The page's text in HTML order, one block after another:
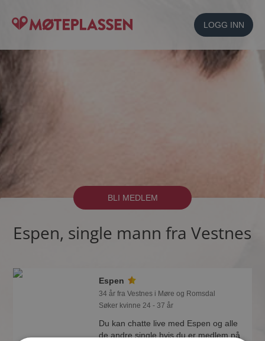
LOGG INN
BLI MEDLEM
Espen, single mann fra Vestnes
Espen
34 år fra Vestnes i Møre og Romsdal
Søker kvinne 24 - 37 år
Du kan chatte live med Espen og alle
de andre single hvis du er medlem på